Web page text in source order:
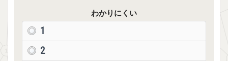
わかりにくい
1
2